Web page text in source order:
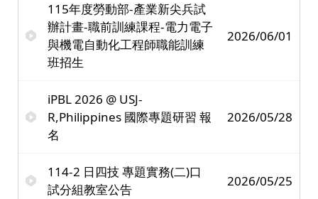
115年度勞動部-產業新尖兵試
辦計畫-職前訓練課程-電力電子
與機電自動化工程師職能訓練
班招生
2026/06/01
iPBL 2026 @ USJ-
R,Philippines 國際專題研習 報
名
2026/05/28
114-2 日四技 專題實務(二)口
試分組教室公告
2026/05/25